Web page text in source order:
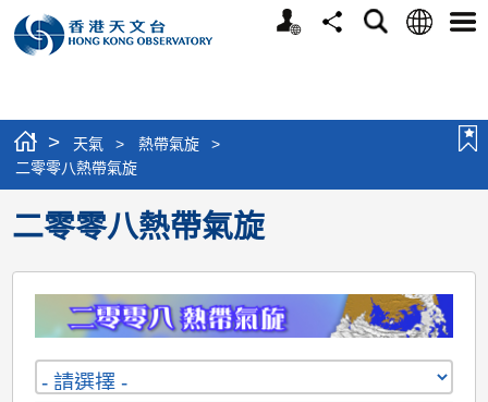
個
分
搜
語
選
> 天氣 > 熱帶氣旋
>
二零零八熱帶氣旋
二零零八熱帶氣旋